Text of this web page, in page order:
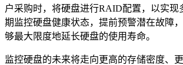
户采购时，将硬盘进行RAID配置，以实现
期监控硬盘健康状态，提前预警潜在故障
够最大限度地延长硬盘的使用寿命。
监控硬盘的未来将走向更高的存储密度、